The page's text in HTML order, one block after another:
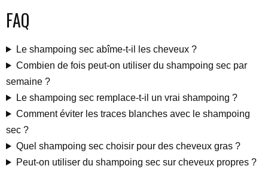
FAQ
Le shampoing sec abîme-t-il les cheveux ?
Combien de fois peut-on utiliser du shampoing sec par
semaine ?
Le shampoing sec remplace-t-il un vrai shampoing ?
Comment éviter les traces blanches avec le shampoing
sec ?
Quel shampoing sec choisir pour des cheveux gras ?
Peut-on utiliser du shampoing sec sur cheveux propres ?